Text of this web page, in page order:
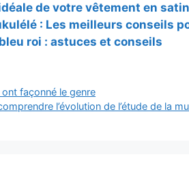
de votre vêtement en satin
: Les meilleurs conseils
roi : astuces et conseils
façonné le genre
l’évolution de l’étude de la